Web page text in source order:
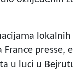
France presse,
u luci u